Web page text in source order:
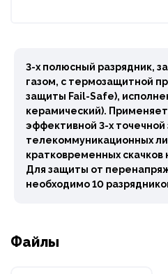
3-х полюсный разрядник,
газом, с термозащитной
защиты Fail-Safe),
керамический).
эффективной 3-х
телекоммуникационных
кратковременных скачков
Для защиты от
необходимо 10
Файлы